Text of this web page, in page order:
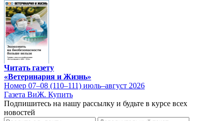
Читать газету
«Ветеринария и Жизнь»
Номер 07–08 (110–111) июль–август 2026
Газета ВиЖ. Купить
Подпишитесь на нашу рассылку и будьте в курсе всех
новостей